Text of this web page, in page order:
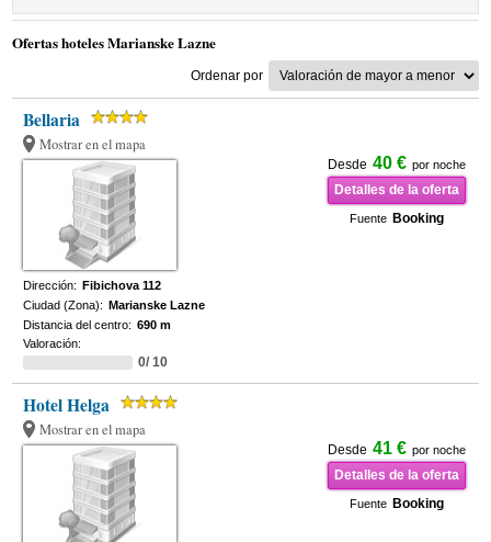
Ofertas hoteles Marianske Lazne
Ordenar por
Bellaria
Mostrar en el mapa
Desde 40 € por noche
Detalles de la oferta
Fuente Booking
Dirección: Fibichova 112
Ciudad (Zona): Marianske Lazne
Distancia del centro: 690 m
Valoración:
0/ 10
Hotel Helga
Mostrar en el mapa
Desde 41 € por noche
Detalles de la oferta
Fuente Booking